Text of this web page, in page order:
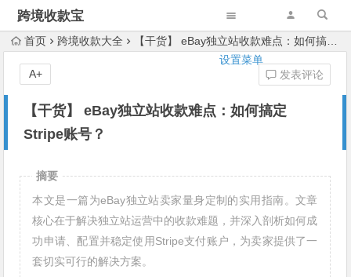
跨境收款宝
设置菜单
首页 跨境收款大全 【干货】 eBay独立站收款难点：如何搞定Stripe账号？
【干货】 eBay独立站收款难点：如何搞定
Stripe账号？
发表评论
A+
摘要
本文是一篇为eBay独立站卖家量身定制的实用指南。文章
核心在于解决独立站运营中的收款难题，并深入剖析如何成
功申请、配置并稳定使用Stripe支付账户，为卖家提供了一
套切实可行的解决方案。